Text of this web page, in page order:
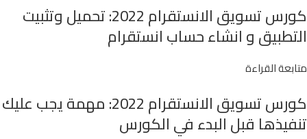
كورس تسويق الانستقرام 2022: تحميل وتثبيت
التطبيق و انشاء حساب انستقرام
متابعة القراءة
كورس تسويق الانستقرام 2022: مهمة يجب عليك
تنفيذها قبل البدء في الكورس